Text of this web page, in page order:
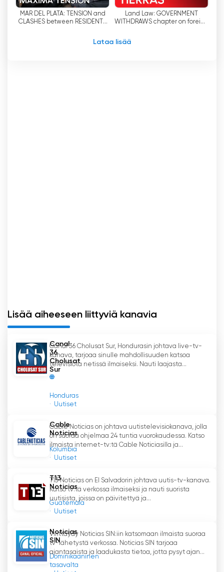
suoralla sisällöllään, verkkopalvelullaan ja
sitoutumisellaan totuuteen. Tämä on tehnyt
MAR DEL PLATA: TENSION and
CLASHES between RESIDENTS
Land Law: GOVERNMENT
WITHDRAWS chapter on foreign
Lataa lisää
Lisää aiheeseen liittyviä kanavia
Canal
36
Cholusat
Sur
Honduras
Uutiset
Canal 36 Cholusat Sur, Hondurasin johtava live-tv-
kanava, tarjoaa sinulle mahdollisuuden katsoa
televisiota netissä ilmaiseksi. Nauti laajasta...
Cable
Noticias
Kolumbia
Uutiset
Cable Noticias on johtava uutistelevisiokanava, jolla
on suoraa ohjelmaa 24 tuntia vuorokaudessa. Katso
ilmaista internet-tv:tä Cable Noticiasilla ja...
T13
Noticias
Guatemala
Uutiset
T13 Noticias on El Salvadorin johtava uutis-tv-kanava.
Katso tv:tä verkossa ilmaiseksi ja nauti suorista
uutisista, joissa on päivitettyä ja...
Noticias
SIN
Dominikaaninen
tasavalta
Virittäydy Noticias SIN:iin katsomaan ilmaista suoraa
tv-lähetystä verkossa. Noticias SIN tarjoaa
ajantasaista ja laadukasta tietoa, jotta pysyt ajan...